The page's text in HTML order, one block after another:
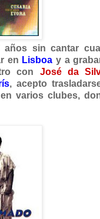
años sin cantar
en Lisboa y a
con José da
, acepto
varios clubes,